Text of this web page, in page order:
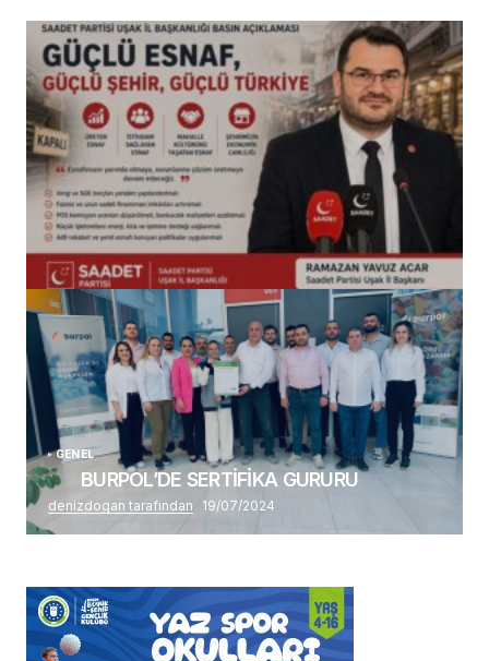
(başlıksız)
Alaattin Karahan tarafından 14/07/2026
GENEL
BURPOL’DE SERTİFİKA GURURU
denizdogan tarafından 19/07/2024